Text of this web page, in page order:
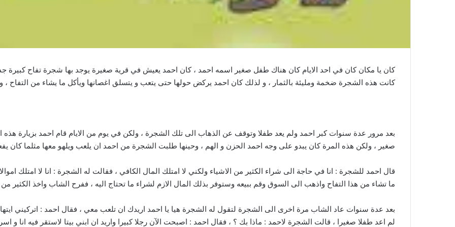
كان يا مكان كان في احد الايام كان هناك طفل صغير اسمه احمد ، كان احمد يعيش في قرية صغيرة يوجد بها شجرة تفاح كبيرة
كانت هذه الشجرة ضخمة ومليئة بالثمار ، و لذلك كان احمد يركض حولها حتى يتعب و يتسلق اغصانها ويأكل ما يشاء من التفاح ،
بعد مرور عدة سنوات كبر احمد ولم يعد طفلا وتوقف عن الذهاب الى تلك الشجرة ، ولكن في يوم من الايام قام احمد بزيارة هذه
صغير ، ولكن هذه المرة كان يبدو على وجه احمد الحزن و الهم ، وحينها طلبت الشجرة من احمد ان يلعب ويلهو معها مثلما
قال احمد للشجرة : انا في حاجة الى شراء الكثير من الاشياء ولكني لا امتلك المال الكافي ، فقالت له الشجرة : انا لا امتلك
ما تشاء من هذا التفاح واذهب الى السوق وقم ببيعه وستوفر بذلك المال الازم لشراء ما تحتاج اليه ، ففرح الشاب واخذ
بعد عدة سنوات عاد الشاب مرة اخرى الى الشجرة لتقول له الشجرة هيا يا احمد اريدك ان تلعب معي ، فقال احمد : اتركيني ايتها
لم اعد طفلا صغيرا ، قالت الشجرة لاحمد : ماذا بك ؟ ، فقال احمد : اصبحت الآن رجلا كبيرا واريد ان ابني بيتا لاستقر فيه انا